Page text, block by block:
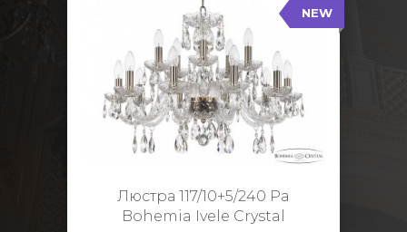
NEW
Люстра 117/10+5/240 Pa
Bohemia Ivele Crystal
Тип: Стеклянный рожок
Цвет арматуры: Патина/
Кол-во ламп: 15
Диаметр: 70 см